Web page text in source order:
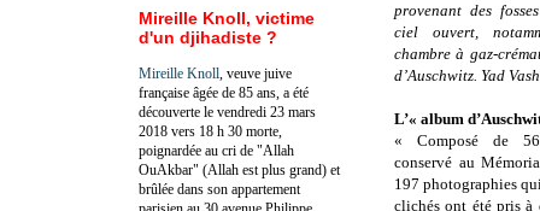
provenant des
ciel ouvert,
chambre à gaz-
d’Auschwitz. Yad
L’« album
« Composé de
conservé au
197 photographies
clichés ont été pris à
Mireille Knoll, victime
d'un djihadiste ?
Mireille Knoll , veuve juive
française âgée de 85 ans, a été
découverte le vendredi 23 mars
2018 vers 18 h 30 morte,
poignardée au cri de "Allah
OuAkbar" (Allah est plus grand) et
brûlée dans son appartement